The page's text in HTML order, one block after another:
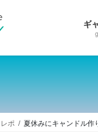
ギ
ポ 夏休みにキャンドル作